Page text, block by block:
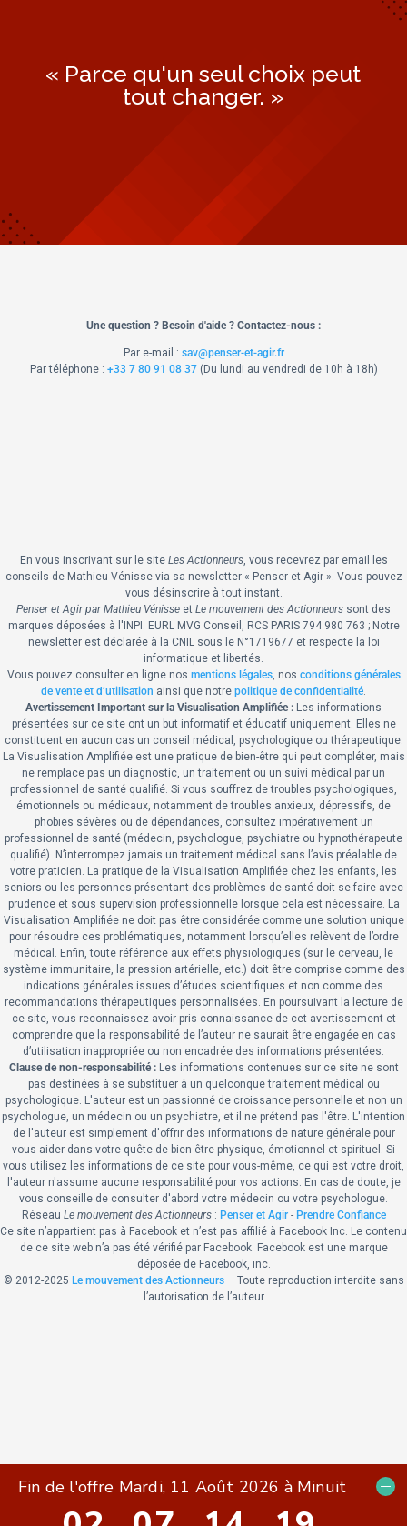
« Parce qu'un seul choix peut
tout changer. »
Une question ? Besoin d'aide ? Contactez-nous :
Par e-mail : sav@penser-et-agir.fr
Par téléphone : +33 7 80 91 08 37​ (Du lundi au vendredi de 10h à 18h)
En vous inscrivant sur le site Les Actionneurs, vous recevrez par email les
conseils de Mathieu Vénisse via sa newsletter « Penser et Agir ». Vous pouvez
vous désinscrire à tout instant.
Penser et Agir par Mathieu Vénisse et Le mouvement des Actionneurs sont des
marques déposées à l'INPI. EURL MVG Conseil, RCS PARIS 794 980 763 ; Notre
newsletter est déclarée à la CNIL sous le N°1719677 et respecte la loi
informatique et libertés.
Vous pouvez consulter en ligne nos mentions légales, nos conditions générales
de vente et d’utilisation ainsi que notre politique de confidentialité
Avertissement Important sur la Visualisation Amplifiée : Les informations
présentées sur ce site ont un but informatif et éducatif uniquement. Elles ne
constituent en aucun cas un conseil médical, psychologique ou thérapeutique.
La Visualisation Amplifiée est une pratique de bien-être qui peut compléter, mais
ne remplace pas un diagnostic, un traitement ou un suivi médical par un
professionnel de santé qualifié. Si vous souffrez de troubles psychologiques,
émotionnels ou médicaux, notamment de troubles anxieux, dépressifs, de
phobies sévères ou de dépendances, consultez impérativement un
professionnel de santé (médecin, psychologue, psychiatre ou hypnothérapeute
qualifié). N’interrompez jamais un traitement médical sans l’avis préalable de
votre praticien. La pratique de la Visualisation Amplifiée chez les enfants, les
seniors ou les personnes présentant des problèmes de santé doit se faire avec
prudence et sous supervision professionnelle lorsque cela est nécessaire. La
Visualisation Amplifiée ne doit pas être considérée comme une solution unique
pour résoudre ces problématiques, notamment lorsqu’elles relèvent de l’ordre
médical. Enfin, toute référence aux effets physiologiques (sur le cerveau, le
système immunitaire, la pression artérielle, etc.) doit être comprise comme des
indications générales issues d’études scientifiques et non comme des
recommandations thérapeutiques personnalisées. En poursuivant la lecture de
ce site, vous reconnaissez avoir pris connaissance de cet avertissement et
comprendre que la responsabilité de l’auteur ne saurait être engagée en cas
d’utilisation inappropriée ou non encadrée des informations présentées.
Clause de non-responsabilité : Les informations contenues sur ce site ne sont
pas destinées à se substituer à un quelconque traitement médical ou
psychologique. L'auteur est un passionné de croissance personnelle et non un
psychologue, un médecin ou un psychiatre, et il ne prétend pas l'être. L'intention
de l'auteur est simplement d'offrir des informations de nature générale pour
vous aider dans votre quête de bien-être physique, émotionnel et spirituel. Si
vous utilisez les informations de ce site pour vous-même, ce qui est votre droit,
l'auteur n'assume aucune responsabilité pour vos actions. En cas de doute, je
vous conseille de consulter d'abord votre médecin ou votre psychologue.
Réseau Le mouvement des Actionneurs : Penser et Agir - Prendre Confiance
Ce site n’appartient pas à Facebook et n’est pas affilié à Facebook Inc. Le contenu
de ce site web n’a pas été vérifié par Facebook. Facebook est une marque
déposée de Facebook, inc.
© 2012-2025 Le mouvement des Actionneurs – Toute reproduction interdite sans
l’autorisation de l’auteur